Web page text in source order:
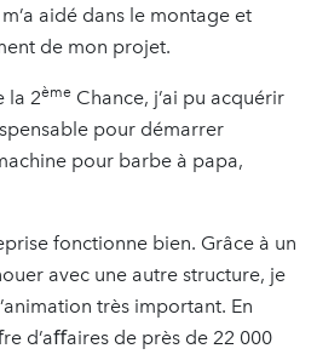
aidé dans le montage et
de mon projet.
la 2ème Chance, j’ai pu acquérir
pour démarrer
pour barbe à papa,
fonctionne bien. Grâce à un
avec une autre structure, je
très important. En
d’aﬀaires de près de 22 000